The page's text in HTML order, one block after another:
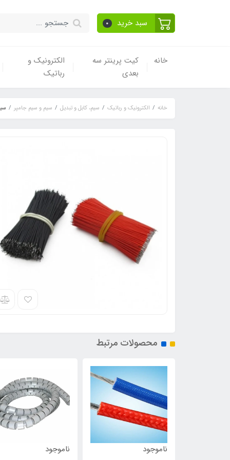
سبد خرید 0
خانه
کیت پرینتر سه
بعدی
الکترونیک و
رباتیک
خانه الکترونیک و رباتیک سیم، کابل و تبدیل سیم و سیم جامپر سیم
محصولات مرتبط
ناموجود ناموجود